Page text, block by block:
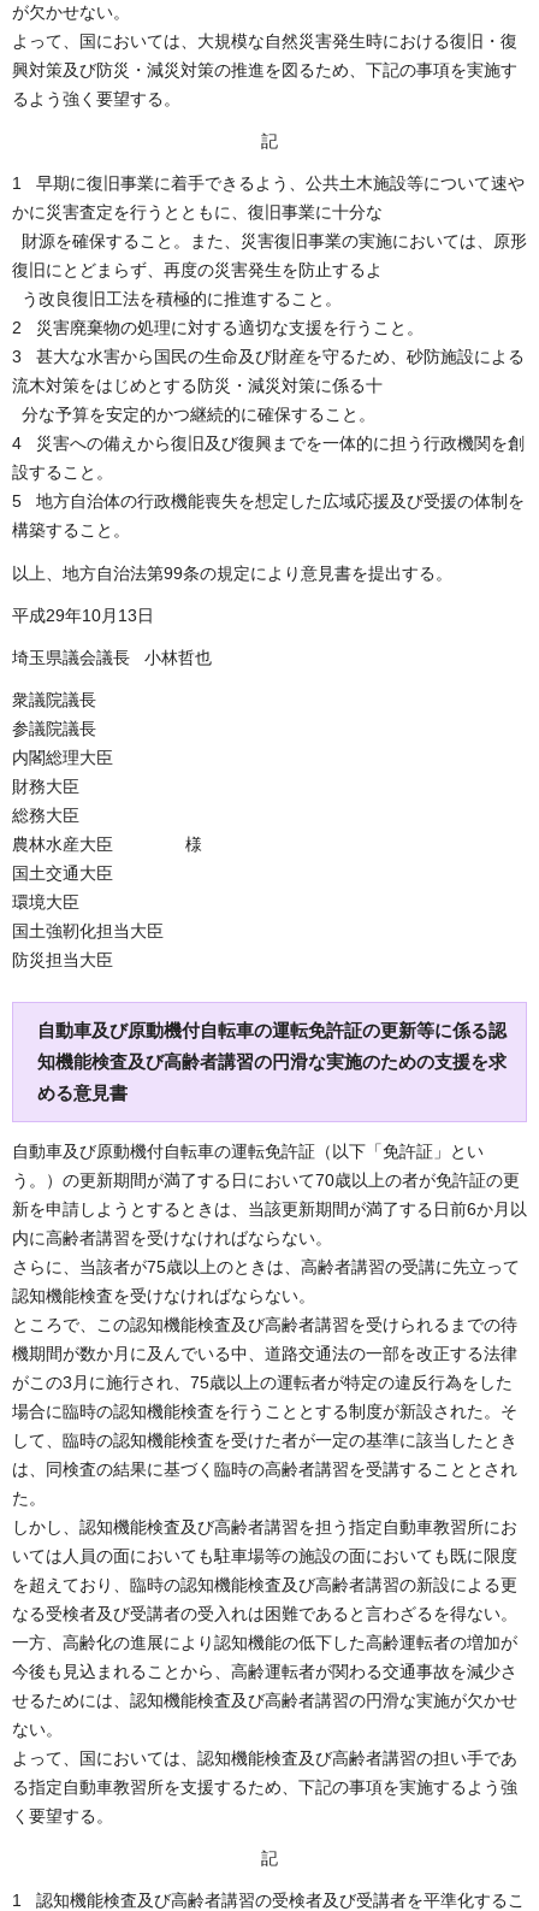
が欠かせない。
よって、国においては、大規模な自然災害発生時における復旧・復
興対策及び防災・減災対策の推進を図るため、下記の事項を実施す
るよう強く要望する。
記
1 早期に復旧事業に着手できるよう、公共土木施設等について速や
かに災害査定を行うとともに、復旧事業に十分な
財源を確保すること。また、災害復旧事業の実施においては、原形
復旧にとどまらず、再度の災害発生を防止するよ
う改良復旧工法を積極的に推進すること。
2 災害廃棄物の処理に対する適切な支援を行うこと。
3 甚大な水害から国民の生命及び財産を守るため、砂防施設による
流木対策をはじめとする防災・減災対策に係る十
分な予算を安定的かつ継続的に確保すること。
4 災害への備えから復旧及び復興までを一体的に担う行政機関を創
設すること。
5 地方自治体の行政機能喪失を想定した広域応援及び受援の体制を
構築すること。
以上、地方自治法第99条の規定により意見書を提出する。
平成29年10月13日
埼玉県議会議長 小林哲也
衆議院議長
参議院議長
内閣総理大臣
財務大臣
総務大臣
農林水産大臣 様
国土交通大臣
環境大臣
国土強靭化担当大臣
防災担当大臣
自動車及び原動機付自転車の運転免許証の更新等に係る認
知機能検査及び高齢者講習の円滑な実施のための支援を求
める意見書
自動車及び原動機付自転車の運転免許証（以下「免許証」とい
う。）の更新期間が満了する日において70歳以上の者が免許証の更
新を申請しようとするときは、当該更新期間が満了する日前6か月以
内に高齢者講習を受けなければならない。
さらに、当該者が75歳以上のときは、高齢者講習の受講に先立って
認知機能検査を受けなければならない。
ところで、この認知機能検査及び高齢者講習を受けられるまでの待
機期間が数か月に及んでいる中、道路交通法の一部を改正する法律
がこの3月に施行され、75歳以上の運転者が特定の違反行為をした
場合に臨時の認知機能検査を行うこととする制度が新設された。そ
して、臨時の認知機能検査を受けた者が一定の基準に該当したとき
は、同検査の結果に基づく臨時の高齢者講習を受講することとされ
た。
しかし、認知機能検査及び高齢者講習を担う指定自動車教習所にお
いては人員の面においても駐車場等の施設の面においても既に限度
を超えており、臨時の認知機能検査及び高齢者講習の新設による更
なる受検者及び受講者の受入れは困難であると言わざるを得ない。
一方、高齢化の進展により認知機能の低下した高齢運転者の増加が
今後も見込まれることから、高齢運転者が関わる交通事故を減少さ
せるためには、認知機能検査及び高齢者講習の円滑な実施が欠かせ
ない。
よって、国においては、認知機能検査及び高齢者講習の担い手であ
る指定自動車教習所を支援するため、下記の事項を実施するよう強
く要望する。
記
1 認知機能検査及び高齢者講習の受検者及び受講者を平準化するこ